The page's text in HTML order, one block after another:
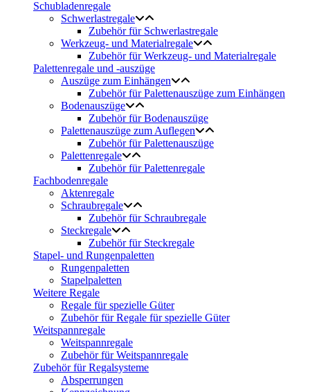
Schubladenregale
Schwerlastregale
Zubehör für Schwerlastregale
Werkzeug- und Materialregale
Zubehör für Werkzeug- und Materialregale
Palettenregale und -auszüge
Auszüge zum Einhängen
Zubehör für Palettenauszüge zum Einhängen
Bodenauszüge
Zubehör für Bodenauszüge
Palettenauszüge zum Auflegen
Zubehör für Palettenauszüge
Palettenregale
Zubehör für Palettenregale
Fachbodenregale
Aktenregale
Schraubregale
Zubehör für Schraubregale
Steckregale
Zubehör für Steckregale
Stapel- und Rungenpaletten
Rungenpaletten
Stapelpaletten
Weitere Regale
Regale für spezielle Güter
Zubehör für Regale für spezielle Güter
Weitspannregale
Weitspannregale
Zubehör für Weitspannregale
Zubehör für Regalsysteme
Absperrungen